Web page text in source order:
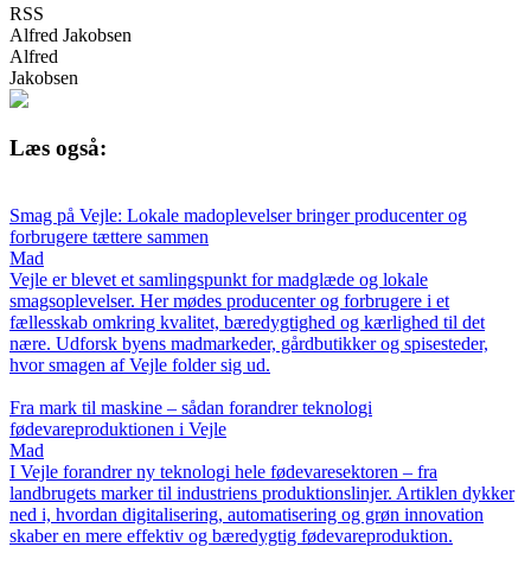
RSS
Alfred Jakobsen
Alfred
Jakobsen
Læs også:
Smag på Vejle: Lokale madoplevelser bringer producenter og
forbrugere tættere sammen
Mad
Vejle er blevet et samlingspunkt for madglæde og lokale
smagsoplevelser. Her mødes producenter og forbrugere i et
fællesskab omkring kvalitet, bæredygtighed og kærlighed til det
nære. Udforsk byens madmarkeder, gårdbutikker og spisesteder,
hvor smagen af Vejle folder sig ud.
Fra mark til maskine – sådan forandrer teknologi
fødevareproduktionen i Vejle
Mad
I Vejle forandrer ny teknologi hele fødevaresektoren – fra
landbrugets marker til industriens produktionslinjer. Artiklen dykker
ned i, hvordan digitalisering, automatisering og grøn innovation
skaber en mere effektiv og bæredygtig fødevareproduktion.